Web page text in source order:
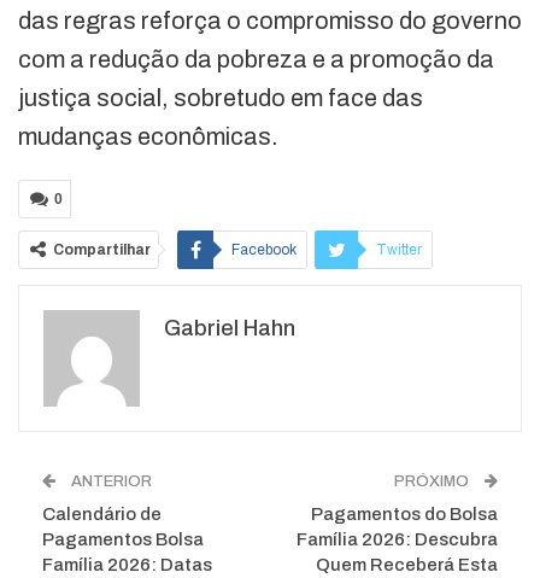
das regras reforça o compromisso do governo
com a redução da pobreza e a promoção da
justiça social, sobretudo em face das
mudanças econômicas.
0
Compartilhar Facebook Twitter
WhatsApp
Gabriel Hahn
ANTERIOR
Calendário de
Pagamentos Bolsa
Família 2026: Datas
PRÓXIMO
Pagamentos do Bolsa
Família 2026: Descubra
Quem Receberá Esta